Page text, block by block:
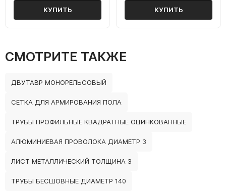
КУПИТЬ КУПИТЬ
СМОТРИТЕ ТАКЖЕ
ДВУТАВР МОНОРЕЛЬСОВЫЙ
СЕТКА ДЛЯ АРМИРОВАНИЯ ПОЛА
ТРУБЫ ПРОФИЛЬНЫЕ КВАДРАТНЫЕ ОЦИНКОВАННЫЕ
АЛЮМИНИЕВАЯ ПРОВОЛОКА ДИАМЕТР 3
ЛИСТ МЕТАЛЛИЧЕСКИЙ ТОЛЩИНА 3
ТРУБЫ БЕСШОВНЫЕ ДИАМЕТР 140